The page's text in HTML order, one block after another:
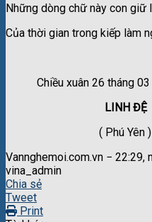
Những dòng chữ này con giữ
Của thời gian trong kiếp làm
Chiều xuân 26 tháng 03
LINH ĐỆ
( Phú Yên )
Vannghemoi.com.vn −
vina_admin
Chia sẻ
Tweet
Print